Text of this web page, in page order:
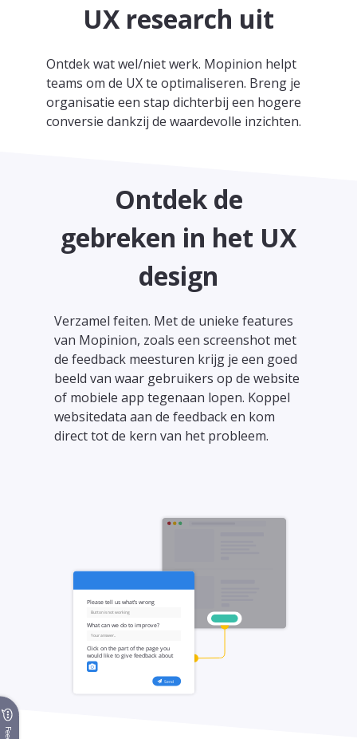
UX research uit
Ontdek wat wel/niet werk. Mopinion helpt
teams om de UX te optimaliseren. Breng je
organisatie een stap dichterbij een hogere
conversie dankzij de waardevolle inzichten.
Ontdek de
gebreken in het UX
design
Verzamel feiten. Met de unieke features
van Mopinion, zoals een screenshot met
de feedback meesturen krijg je een goed
beeld van waar gebruikers op de website
of mobiele app tegenaan lopen. Koppel
websitedata aan de feedback en kom
direct tot de kern van het probleem.